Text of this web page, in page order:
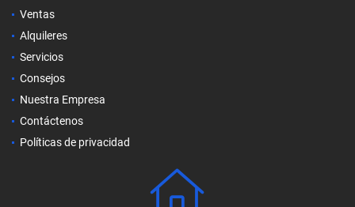
Ventas
Alquileres
Servicios
Consejos
Nuestra Empresa
Contáctenos
Políticas de privacidad